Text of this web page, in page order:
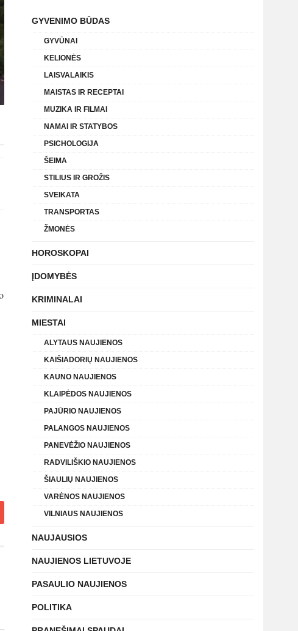
GYVENIMO BŪDAS
GYVŪNAI
KELIONĖS
LAISVALAIKIS
MAISTAS IR RECEPTAI
MUZIKA IR FILMAI
NAMAI IR STATYBOS
PSICHOLOGIJA
ŠEIMA
STILIUS IR GROŽIS
SVEIKATA
TRANSPORTAS
ŽMONĖS
HOROSKOPAI
ĮDOMYBĖS
KRIMINALAI
MIESTAI
ALYTAUS NAUJIENOS
KAIŠIADORIŲ NAUJIENOS
KAUNO NAUJIENOS
KLAIPĖDOS NAUJIENOS
PAJŪRIO NAUJIENOS
PALANGOS NAUJIENOS
PANEVĖŽIO NAUJIENOS
RADVILIŠKIO NAUJIENOS
ŠIAULIŲ NAUJIENOS
VARĖNOS NAUJIENOS
VILNIAUS NAUJIENOS
NAUJAUSIOS
NAUJIENOS LIETUVOJE
PASAULIO NAUJIENOS
POLITIKA